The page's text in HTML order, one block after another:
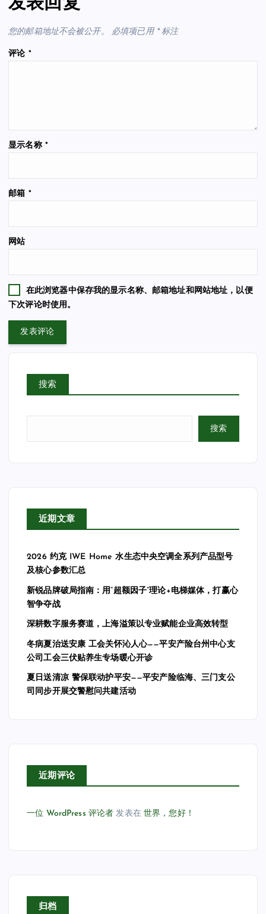
发表回复
您的邮箱地址不会被公开。 必填项已用 *标注
评论 *
显示名称 *
邮箱 *
网站
在此浏览器中保存我的显示名称、邮箱地址和网站地址，以便
下次评论时使用。
搜索
搜索
近期文章
2026 约克 IWE Home 水生态中央空调全系列产品型号
及核心参数汇总
新锐品牌破局指南：用“超额因子”理论+电梯媒体，打赢心
智争夺战
深耕数字服务赛道，上海溢策以专业赋能企业高效转型
冬病夏治送安康 工会关怀沁人心——平安产险台州中心支
公司工会三伏贴养生专场暖心开诊
夏日送清凉 警保联动护平安——平安产险临海、三门支公
司同步开展交警慰问共建活动
近期评论
一位 WordPress 评论者 发表在世界，您好！
归档